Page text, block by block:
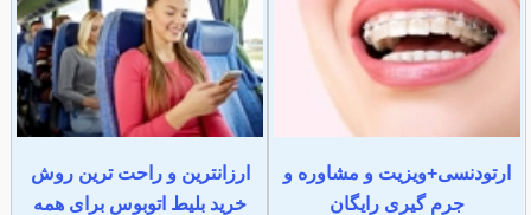
ارتودنسی+ویزیت و مشاوره و
جرم گیری رایگان
ارزانترین و راحت ترین روش
خرید بلیط اتوبوس برای همه